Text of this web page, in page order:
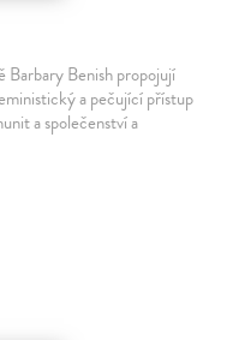
Benish propojují
a pečující přístup
a společenství a